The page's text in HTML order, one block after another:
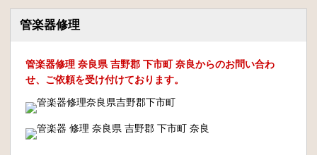
管楽器修理
管楽器修理 奈良県 吉野郡 下市町 奈良からのお問い合わ
せ、ご依頼を受け付けております。